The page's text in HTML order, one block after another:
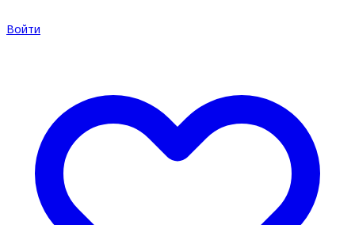
Войти